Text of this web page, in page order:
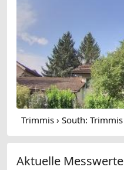
Aktuelle Messwerte